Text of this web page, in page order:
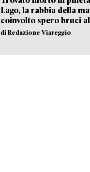
Lago, la rabbia della
coinvolto spero bruci
di Redazione Viareggio